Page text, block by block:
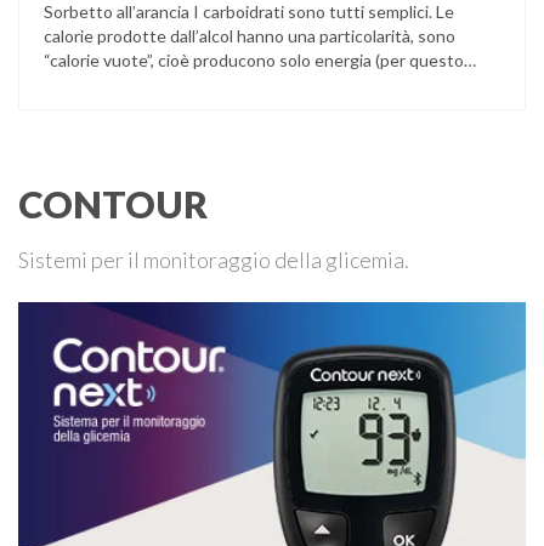
Sorbetto all’arancia I carboidrati sono tutti semplici. Le
calorie prodotte dall’alcol hanno una particolarità, sono
“calorie vuote”, cioè producono solo energia (per questo
CONTOUR
Sistemi per il monitoraggio della glicemia.